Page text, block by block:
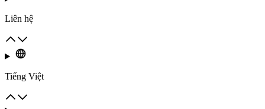
Liên hệ
Tiếng Việt